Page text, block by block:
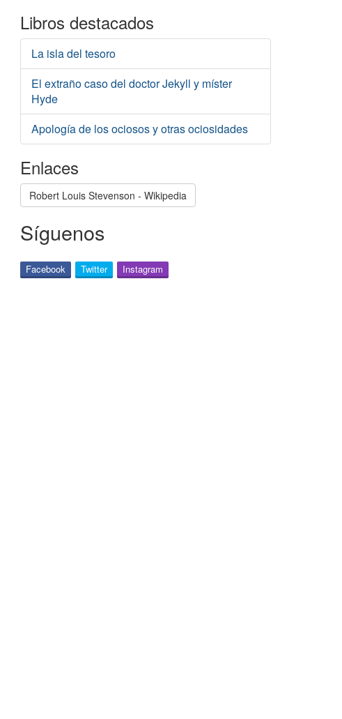
Libros destacados
La isla del tesoro
El extraño caso del doctor Jekyll y míster
Hyde
Apología de los ociosos y otras ociosidades
Enlaces
Robert Louis Stevenson - Wikipedia
Síguenos
Facebook Twitter Instagram